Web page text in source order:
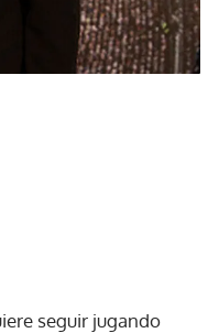
seguir jugando